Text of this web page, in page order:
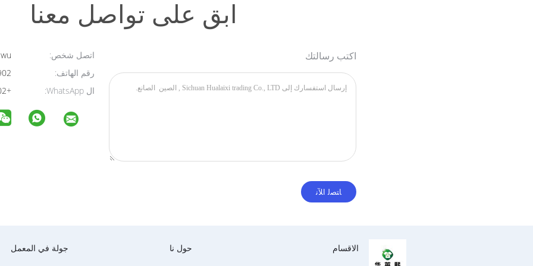
ابق على تواصل معنا
اتصل شخص:
رقم الهاتف:
ال WhatsApp:
+8615756254902
اكتب رسالتك
الاقسام
حول نا
جولة في المعمل